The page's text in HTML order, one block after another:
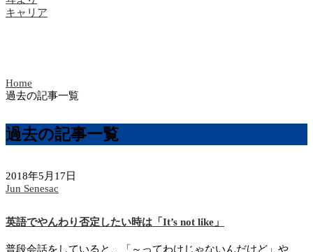
キャリア
Home
過去の記事一覧
過去の記事一覧
2018年5月17日
Jun Senesac
英語でやんわり否定したい時は「It’s not like」
普段会話をしていると、「～ってわけじゃないんだけど」や